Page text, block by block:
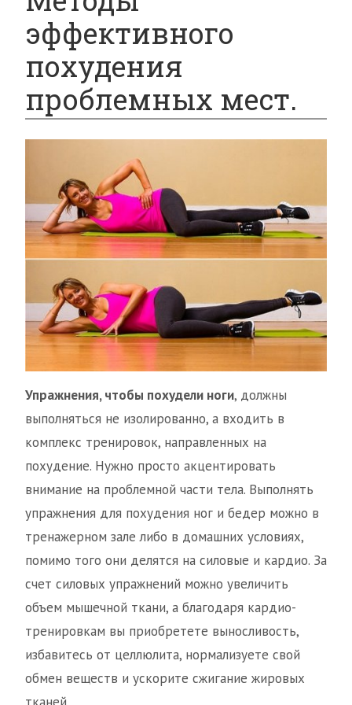
эффективного
похудения
проблемных мест.
Упражнения, чтобы похудели ноги, должны
выполняться не изолированно, а входить в
комплекс тренировок, направленных на
похудение. Нужно просто акцентировать
внимание на проблемной части тела. Выполнять
упражнения для похудения ног и бедер можно в
тренажерном зале либо в домашних условиях,
помимо того они делятся на силовые и кардио. За
счет силовых упражнений можно увеличить
объем мышечной ткани, а благодаря кардио-
тренировкам вы приобретете выносливость,
избавитесь от целлюлита, нормализуете свой
обмен веществ и ускорите сжигание жировых